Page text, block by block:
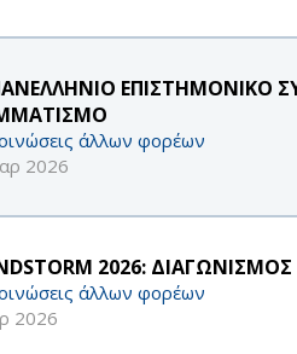
ΕΠΙΣΤΗΜΟΝΙΚΟ
άλλων φορέων
2026
2026:
άλλων φορέων
2026